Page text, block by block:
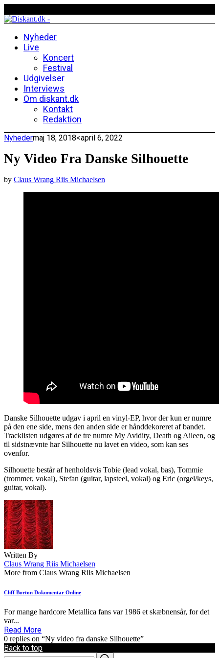
Nyheder
Live
Koncert
Festival
Udgivelser
Interviews
Om diskant.dk
Kontakt
Redaktion
Nyhedermaj 18, 2018<april 6, 2022
Ny Video Fra Danske Silhouette
by Claus Wrang Riis Michaelsen
Danske Silhouette udgav i april en vinyl-EP, hvor der kun er numre
på den ene side, mens den anden side er hånddekoreret af bandet.
Tracklisten udgøres af de tre numre My Avidity, Death og Aileen, og
til sidstnævnte har Silhouette nu lavet en video, som kan ses
ovenfor.
Silhouette består af henholdsvis Tobie (lead vokal, bas), Tommie
(trommer, vokal), Stefan (guitar, lapsteel, vokal) og Eric (orgel/keys,
guitar, vokal).
Written By
Claus Wrang Riis Michaelsen
More from Claus Wrang Riis Michaelsen
Cliff Burton Dokumentar Online
For mange hardcore Metallica fans var 1986 et skæbnensår, for det
var...
Read More
0 replies on “Ny video fra danske Silhouette”
Back to top